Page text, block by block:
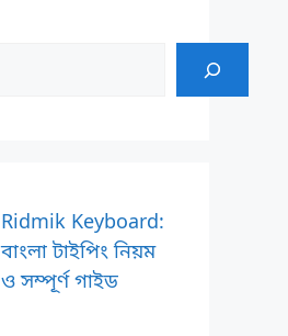
Ridmik Keyboard:
বাংলা টাইপিং নিয়ম
ও সম্পূর্ণ গাইড